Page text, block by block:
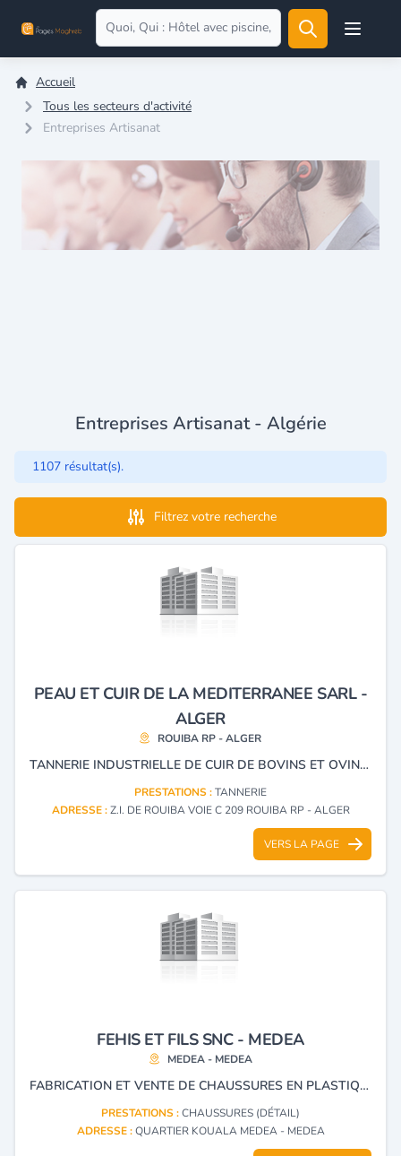
Open
Accueil
Tous les secteurs d'activité
Entreprises Artisanat
Entreprises Artisanat - Algérie
1107 résultat(s).
Filtrez votre recherche
PEAU ET CUIR DE LA MEDITERRANEE SARL -
ALGER
ROUIBA RP - ALGER
TANNERIE INDUSTRIELLE DE CUIR DE BOVINS ET OVINS A DESSUS
PRESTATIONS :TANNERIE
ADRESSE :Z.I. DE ROUIBA VOIE C 209 ROUIBA RP - ALGER
VERS LA PAGE
FEHIS ET FILS SNC - MEDEA
MEDEA - MEDEA
FABRICATION ET VENTE DE CHAUSSURES EN PLASTIQUE
PRESTATIONS :CHAUSSURES (DÉTAIL)
ADRESSE :QUARTIER KOUALA MEDEA - MEDEA